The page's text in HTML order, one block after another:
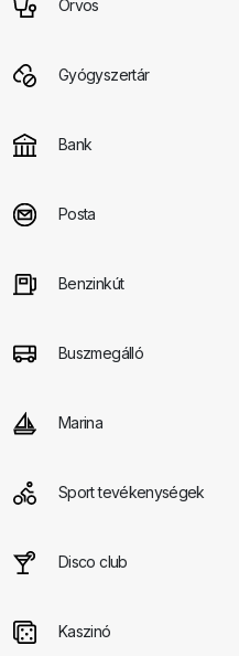
Orvos
Gyógyszertár
Bank
Posta
Benzinkút
Buszmegálló
Marina
Sport tevékenységek
Disco club
Kaszinó